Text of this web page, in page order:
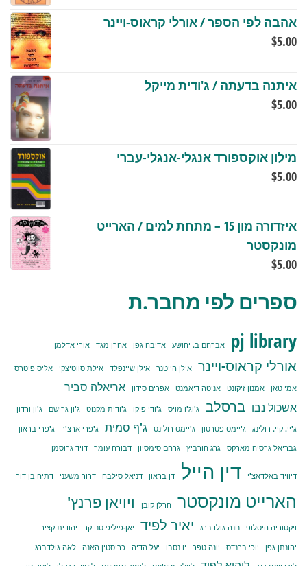
אהבה לפי הספר / אורלי קראוס-ויינר
$5.00
איתנה בדעתה / ג'ודית מייקל
$5.00
מילון אוקספורד אנגלי-אנגלי-עברי
$5.00
איזדורה מון 15 – מתחת למים / הארייט
מונקסטר
$5.00
ספרים לפי מחבר.ת
pj library אברהם ב. יהושע אדיבה גפן אהרן מגד אורי אדלמן
אורלי קראוס-ויינר אילן הייטנר אילן שיינפלד אילת סווטיצקי אליס פיטרס
אמי טאן אמנון ז'קונט אניטה דיאמנט אפרים סידון
אריאלה סביר
אשכול נבו ברסלב ג'וג'ו מויס ג'ודי פיקו ג'ודית מקנוט ג'ון גרישם ג'ון ורדון
ג'יי. קיי. רולינג ג'יימס פטרסון ג'יימס רולינס ג'ף סמית ג'פרי ארצ'ר
ג'פרי בראון
גבריאל גרסיה מארקס
גרג הורביץ גרהם סימסיון דבורה עומר דויד גרוסמן
דיוויד באלדאצ'י דין הייל דן בראון דניאל סילבה דרור משעני דתיה בן דור
הארייט מונקסטר הרלן קובן ויויאן פרנץ'
ויקטוריה היסלופ חנה גולדברג יאיר לפיד יאן-פיליפ סנדקר יהודית קציר
יהונתן גפן יוכי ברנדס יונה טפר יו נסבו יעל הדיה כריסטין האנה
לאה גולדברג